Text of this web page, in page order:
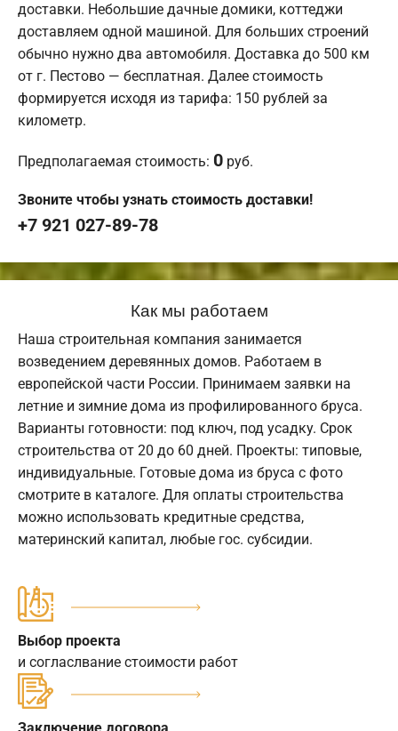
доставки. Небольшие дачные домики, коттеджи
доставляем одной машиной. Для больших строений
обычно нужно два автомобиля. Доставка до 500 км
от г. Пестово — бесплатная. Далее стоимость
формируется исходя из тарифа: 150 рублей за
километр.
Предполагаемая стоимость: 0 руб.
Звоните чтобы узнать стоимость доставки!
+7 921 027-89-78
Как мы работаем
Наша строительная компания занимается
возведением деревянных домов. Работаем в
европейской части России. Принимаем заявки на
летние и зимние дома из профилированного бруса.
Варианты готовности: под ключ, под усадку. Срок
строительства от 20 до 60 дней. Проекты: типовые,
индивидуальные. Готовые дома из бруса с фото
смотрите в каталоге. Для оплаты строительства
можно использовать кредитные средства,
материнский капитал, любые гос. субсидии.
Выбор проекта
и согласлвание стоимости работ